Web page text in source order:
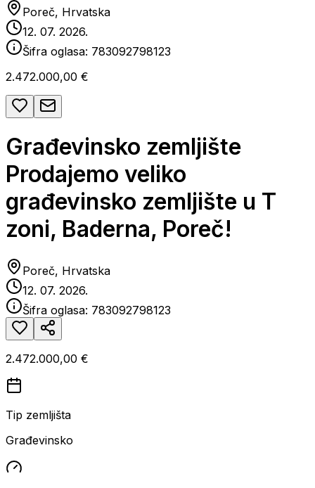
Poreč, Hrvatska
12. 07. 2026.
Šifra oglasa: 783092798123
2.472.000,00 €
Građevinsko zemljište
Prodajemo veliko
građevinsko zemljište u T
zoni, Baderna, Poreč!
Poreč, Hrvatska
12. 07. 2026.
Šifra oglasa: 783092798123
2.472.000,00 €
Tip zemljišta
Građevinsko